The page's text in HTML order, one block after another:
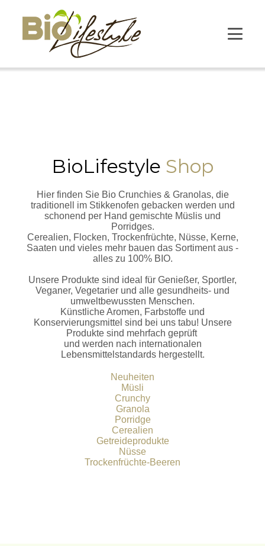
BioLifestyle Shop
Hier finden Sie Bio Crunchies & Granolas, die
traditionell im Stikkenofen gebacken werden und
schonend per Hand gemischte Müslis und
Porridges.
Cerealien, Flocken, Trockenfrüchte, Nüsse, Kerne,
Saaten und vieles mehr bauen das Sortiment aus -
alles zu 100% BIO.
Unsere Produkte sind ideal für Genießer, Sportler,
Veganer, Vegetarier und alle gesundheits- und
umweltbewussten Menschen.
Künstliche Aromen, Farbstoffe und
Konservierungsmittel sind bei uns tabu! Unsere
Produkte sind mehrfach geprüft
und werden nach internationalen
Lebensmittelstandards hergestellt.
Neuheiten
Müsli
Crunchy
Granola
Porridge
Cerealien
Getreideprodukte
Nüsse
Trockenfrüchte-Beeren